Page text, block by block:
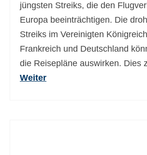
jüngsten Streiks, die den
Europa beeinträchtigen. Die
Streiks im Vereinigten
Frankreich und Deutschland
die Reisepläne auswirken. Dies
Weiter